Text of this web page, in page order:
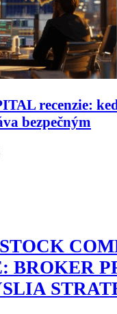
recenzie:
bezpečným
BROKER